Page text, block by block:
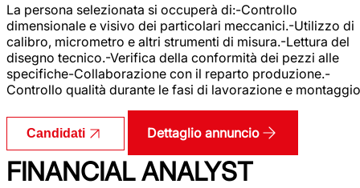
La persona selezionata si occuperà di:-Controllo
dimensionale e visivo dei particolari meccanici.-Utilizzo di
calibro, micrometro e altri strumenti di misura.-Lettura del
disegno tecnico.-Verifica della conformità dei pezzi alle
specifiche-Collaborazione con il reparto produzione.-
Controllo qualità durante le fasi di lavorazione e
Candidati Dettaglio annuncio
FINANCIAL ANALYST